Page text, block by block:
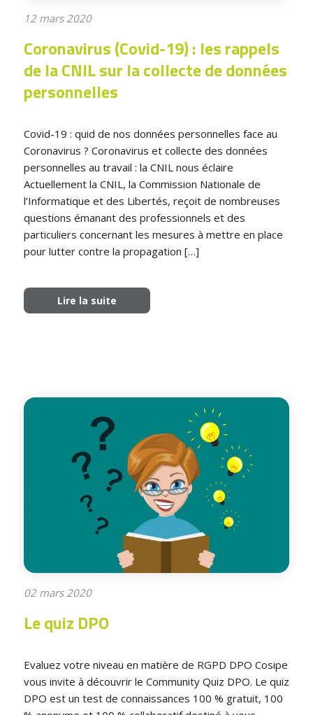
12 mars 2020
Coronavirus (Covid-19) : les rappels
de la CNIL sur la collecte de données
personnelles
Covid-19 : quid de nos données personnelles face au
Coronavirus ? Coronavirus et collecte des données
personnelles au travail : la CNIL nous éclaire
Actuellement la CNIL, la Commission Nationale de
l’Informatique et des Libertés, reçoit de nombreuses
questions émanant des professionnels et des
particuliers concernant les mesures à mettre en place
pour lutter contre la propagation […]
Lire la suite
02 mars 2020
Le quiz DPO
Evaluez votre niveau en matière de RGPD DPO Cosipe
vous invite à découvrir le Community Quiz DPO. Le quiz
DPO est un test de connaissances 100 % gratuit, 100